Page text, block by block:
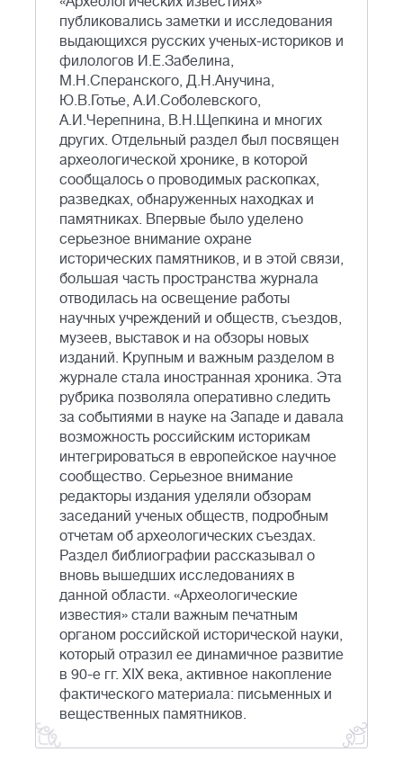
публиковались заметки и исследования
выдающихся русских ученых-историков и
филологов И.Е.Забелина,
М.Н.Сперанского, Д.Н.Анучина,
Ю.В.Готье, А.И.Соболевского,
А.И.Черепнина, В.Н.Щепкина и многих
других. Отдельный раздел был посвящен
археологической хронике, в которой
сообщалось о проводимых раскопках,
разведках, обнаруженных находках и
памятниках. Впервые было уделено
серьезное внимание охране
исторических памятников, и в этой связи,
большая часть пространства журнала
отводилась на освещение работы
научных учреждений и обществ, съездов,
музеев, выставок и на обзоры новых
изданий. Крупным и важным разделом в
журнале стала иностранная хроника. Эта
рубрика позволяла оперативно следить
за событиями в науке на Западе и давала
возможность российским историкам
интегрироваться в европейское научное
сообщество. Серьезное внимание
редакторы издания уделяли обзорам
заседаний ученых обществ, подробным
отчетам об археологических съездах.
Раздел библиографии рассказывал о
вновь вышедших исследованиях в
данной области. «Археологические
известия» стали важным печатным
органом российской исторической науки,
который отразил ее динамичное развитие
в 90-е гг. XIX века, активное накопление
фактического материала: письменных и
вещественных памятников.